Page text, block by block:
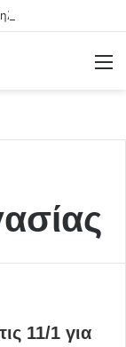
11/1 για